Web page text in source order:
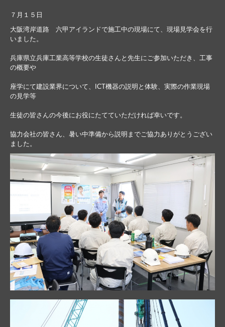
７月１５日
大阪湾岸道路 六甲アイランドで施工中の現場にて、現場見学会を行
いました。
兵庫県立兵庫工業高等学校の生徒さんと先生にご参加いただき、工事
の概要や
座学にて建設業界について、ICT機器の説明と体験、実際の作業現場
の見学等
生徒の皆さんの今後にお役にたてていただければ幸いです。
協力会社の皆さん、暑い中準備から説明までご協力ありがとうござい
ました。